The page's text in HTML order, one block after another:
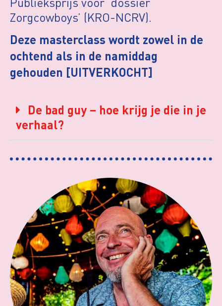
Zorgcowboys’ (KRO-NCRV).
Deze masterclass wordt zowel in de
ochtend als in de namiddag
gehouden [UITVERKOCHT]
De bad guy – hoe krijg je die in je
verhaal?